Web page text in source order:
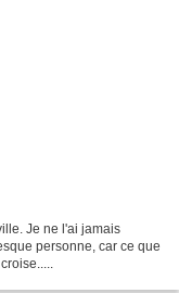
Je ne l'ai jamais
personne, car ce que